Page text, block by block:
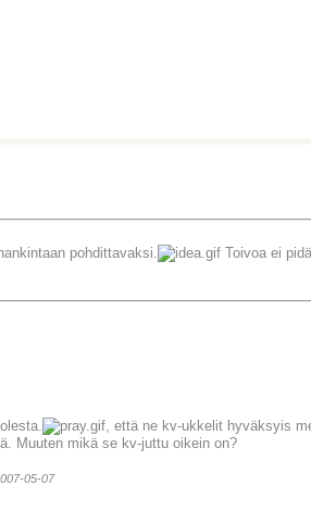
pohdittavaksi. Toivoa ei
, että ne kv-ukkelit hyväksyis
Muuten mikä se kv-juttu oikein on?
05-07